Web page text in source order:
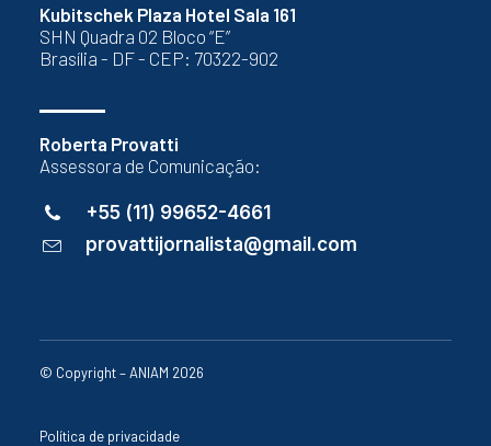
Kubitschek Plaza Hotel Sala 161
SHN Quadra 02 Bloco “E”
Brasília - DF - CEP: 70322-902
Roberta Provatti
Assessora de Comunicação:
+55 (11) 99652-4661
provattijornalista@gmail.com
© Copyright – ANIAM 2026
Política de privacidade